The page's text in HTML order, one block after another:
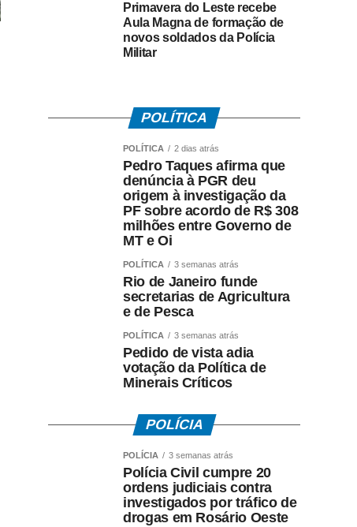
Primavera do Leste recebe
Aula Magna de formação de
novos soldados da Polícia
Militar
POLÍTICA
POLÍTICA 2 dias atrás
Pedro Taques afirma que
denúncia à PGR deu
origem à investigação da
PF sobre acordo de R$ 308
milhões entre Governo de
MT e Oi
POLÍTICA 3 semanas atrás
Rio de Janeiro funde
secretarias de Agricultura
e de Pesca
POLÍTICA 3 semanas atrás
Pedido de vista adia
votação da Política de
Minerais Críticos
POLÍCIA
POLÍCIA 3 semanas atrás
Polícia Civil cumpre 20
ordens judiciais contra
investigados por tráfico de
drogas em Rosário Oeste